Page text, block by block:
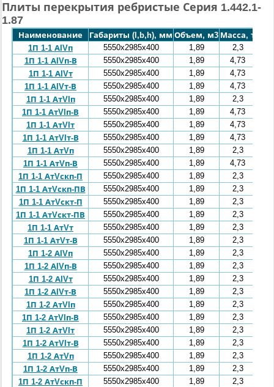
Плиты перекрытия ребристые Серия 1.442.1-
1.87
Наименование Габариты (l,b,h), мм Объем, м3 Масса, т
1П 1-1 АIVп
5550x2985x400 1,89
2,3
1П 1-1 АIVп-В
5550x2985x400 1,89
4,73
1П 1-1 АIVт
5550x2985x400 1,89
4,73
1П 1-1 АIVт-В
5550x2985x400 1,89
4,73
1П 1-1 АтVIп
5550x2985x400 1,89
2,3
1П 1-1 АтVIп-В
5550x2985x400 1,89
4,73
1П 1-1 АтVIт
5550x2985x400 1,89
4,73
1П 1-1 АтVIт-В
5550x2985x400 1,89
4,73
1П 1-1 АтVп
5550x2985x400 1,89
2,3
1П 1-1 АтVп-В
5550x2985x400 1,89
4,73
1П 1-1 АтVскп-П
5550x2985x400 1,89
2,3
1П 1-1 АтVскп-ПВ
5550x2985x400 1,89
2,3
1П 1-1 АтVскт-П
5550x2985x400 1,89
2,3
1П 1-1 АтVскт-ПВ
5550x2985x400 1,89
2,3
1П 1-1 АтVт
5550x2985x400 1,89
2,3
1П 1-1 АтVт-В
5550x2985x400 1,89
2,3
1П 1-2 АIVп
5550x2985x400 1,89
2,3
1П 1-2 АIVп-В
5550x2985x400 1,89
2,3
1П 1-2 АIVт
5550x2985x400 1,89
2,3
1П 1-2 АIVт-В
5550x2985x400 1,89
2,3
1П 1-2 АтVIп
5550x2985x400 1,89
2,3
1П 1-2 АтVIп-В
5550x2985x400 1,89
2,3
1П 1-2 АтVIт
5550x2985x400 1,89
2,3
1П 1-2 АтVIт-В
5550x2985x400 1,89
2,3
1П 1-2 АтVп
5550x2985x400 1,89
2,3
1П 1-2 АтVп-В
5550x2985x400 1,89
2,3
1П 1-2 АтVскп-П
5550x2985x400 1,89
2,3